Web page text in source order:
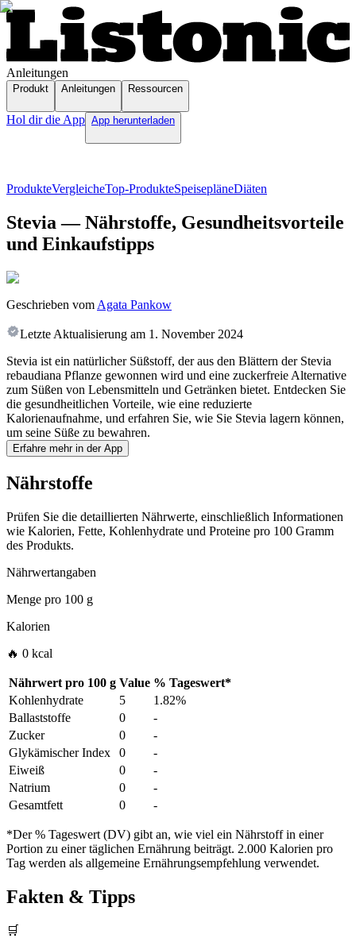
Anleitungen
Produkt Anleitungen Ressourcen
Hol dir die App App herunterladen
ProdukteVergleicheTop-ProdukteSpeisepläneDiäten
Stevia — Nährstoffe, Gesundheitsvorteile
und Einkaufstipps
Geschrieben vom Agata Pankow
Letzte Aktualisierung am 1. November 2024
Stevia ist ein natürlicher Süßstoff, der aus den Blättern der Stevia
rebaudiana Pflanze gewonnen wird und eine zuckerfreie Alternative
zum Süßen von Lebensmitteln und Getränken bietet. Entdecken Sie
die gesundheitlichen Vorteile, wie eine reduzierte
Kalorienaufnahme, und erfahren Sie, wie Sie Stevia lagern können,
um seine Süße zu bewahren.
Erfahre mehr in der App
Nährstoffe
Prüfen Sie die detaillierten Nährwerte, einschließlich Informationen
wie Kalorien, Fette, Kohlenhydrate und Proteine pro 100 Gramm
des Produkts.
Nährwertangaben
Menge pro 100 g
Kalorien
🔥 0 kcal
Nährwert pro 100 g Value % Tageswert*
Kohlenhydrate
5
1.82%
Ballaststoffe
0
-
Zucker
0
-
Glykämischer Index
0
-
Eiweiß
0
-
Natrium
0
-
Gesamtfett
0 -
*Der % Tageswert (DV) gibt an, wie viel ein Nährstoff in einer
Portion zu einer täglichen Ernährung beiträgt. 2.000 Kalorien pro
Tag werden als allgemeine Ernährungsempfehlung verwendet.
Fakten & Tipps
🛒